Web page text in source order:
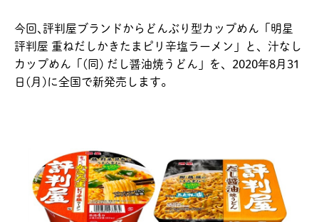
今回､評判屋ブランドからどんぶり型カップめん「明星
評判屋 重ねだしかきたまピリ辛塩ラーメン」と、汁なし
カップめん「(同) だし醤油焼うどん」を、2020年8月31
日(月)に全国で新発売します。